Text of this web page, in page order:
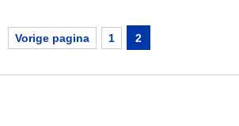
Vorige pagina 1 2